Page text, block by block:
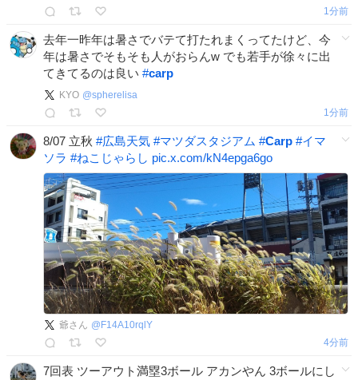
1分前
去年一昨年は暑さでバテて打たれまくってたけど、今
年は暑さでそもそも人がおらんw でも若手が徐々に出
てきてるのは良い #carp
KYO @spherelisa
1分前
8/07 立秋 #広島天気 #マツダスタジアム #Carp #イマ
ソラ #ねこじゃらし pic.x.com/kN4epga6go
爺さん @ F14A10rqlY
4分前
7回表 ツーアウト満塁3ボール アカンやん 3ボールにし